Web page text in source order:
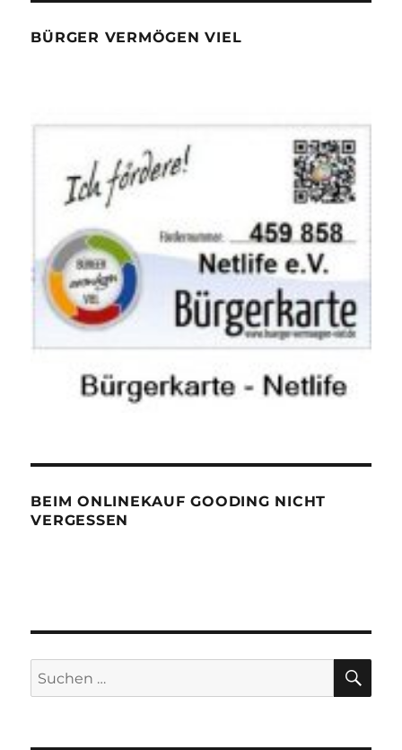
BÜRGER VERMÖGEN VIEL
BEIM ONLINEKAUF GOODING NICHT
VERGESSEN
Suchen
nach: